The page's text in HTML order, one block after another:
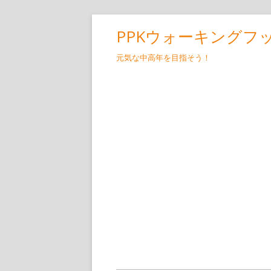
PPKウォーキングフ
元気な中高年を目指そう！